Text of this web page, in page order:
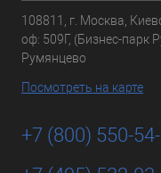
108811, г. Москва,
оф: 509Г, (Бизнес-парк
Румянцево
Посмотреть на карте
+7 (800) 550-